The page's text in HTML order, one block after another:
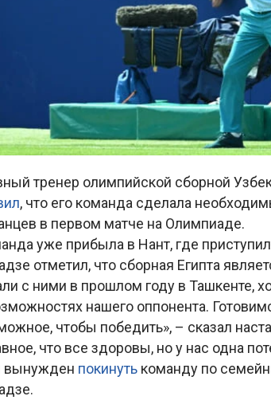
тренер олимпийской сборной
, что его команда сделала
в первом матче на Олимпиаде.
уже прибыла в Нант, где
отметил, что сборная Египта
с ними в прошлом году в Ташкенте,
нашего оппонента.
чтобы победить», – сказал
что все здоровы, но у нас одна
вынужден покинуть команду по